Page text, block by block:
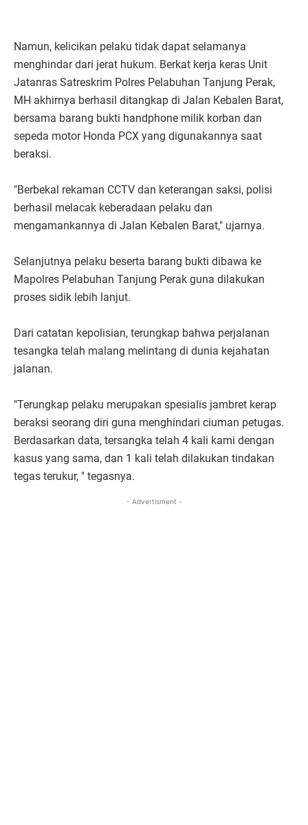
Namun, kelicikan pelaku tidak dapat selamanya
menghindar dari jerat hukum. Berkat kerja keras Unit
Jatanras Satreskrim Polres Pelabuhan Tanjung Perak,
MH akhirnya berhasil ditangkap di Jalan Kebalen Barat,
bersama barang bukti handphone milik korban dan
sepeda motor Honda PCX yang digunakannya saat
beraksi.
"Berbekal rekaman CCTV dan keterangan saksi, polisi
berhasil melacak keberadaan pelaku dan
mengamankannya di Jalan Kebalen Barat," ujarnya.
Selanjutnya pelaku beserta barang bukti dibawa ke
Mapolres Pelabuhan Tanjung Perak guna dilakukan
proses sidik lebih lanjut.
Dari catatan kepolisian, terungkap bahwa perjalanan
tesangka telah malang melintang di dunia kejahatan
jalanan.
"Terungkap pelaku merupakan spesialis jambret kerap
beraksi seorang diri guna menghindari ciuman petugas.
Berdasarkan data, tersangka telah 4 kali kami dengan
kasus yang sama, dan 1 kali telah dilakukan tindakan
tegas terukur, " tegasnya.
- Advertisment -